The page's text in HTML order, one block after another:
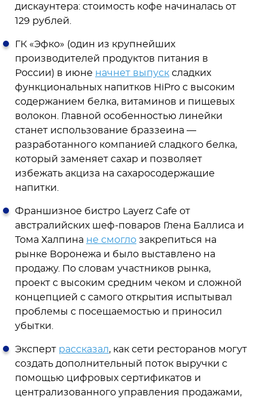
дискаунтера: стоимость кофе начиналась от
129 рублей.
ГК «Эфко» (один из крупнейших
производителей продуктов питания в
России) в июне начнет выпуск сладких
функциональных напитков HiPro с высоким
содержанием белка, витаминов и пищевых
волокон. Главной особенностью линейки
станет использование браззеина —
разработанного компанией сладкого белка,
который заменяет сахар и позволяет
избежать акциза на сахаросодержащие
напитки.
Франшизное бистро Layerz Cafe от
австралийских шеф-поваров Глена Баллиса и
Тома Халпина не смогло закрепиться на
рынке Воронежа и было выставлено на
продажу. По словам участников рынка,
проект с высоким средним чеком и сложной
концепцией с самого открытия испытывал
проблемы с посещаемостью и приносил
убытки.
Эксперт рассказал, как сети ресторанов могут
создать дополнительный поток выручки с
помощью цифровых сертификатов и
централизованного управления продажами,